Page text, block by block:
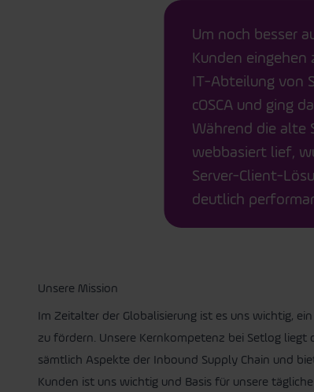
Um noch besser
Kunden
IT-Abteilung von
cOSCA und ging
Während die alte
webbasiert lief,
Server-Client-
deutlich
Unsere Mission
Im Zeitalter der Globalisierung ist es uns wichtig,
zu fördern. Unsere Kernkompetenz bei Setlog
sämtlich Aspekte der Inbound Supply Chain und
Kunden ist uns wichtig und Basis für unsere